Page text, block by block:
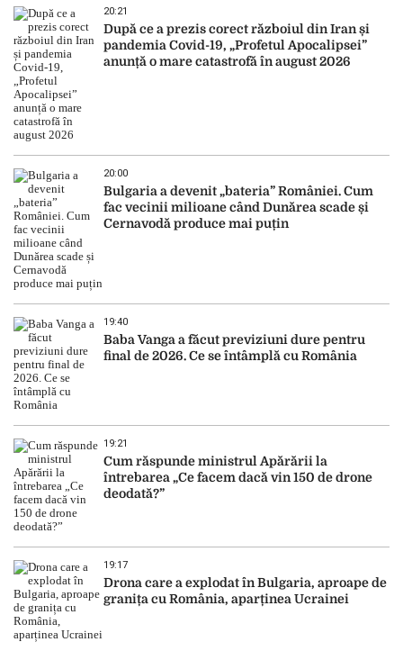
20:21
După ce a prezis corect războiul din Iran și
pandemia Covid-19, „Profetul Apocalipsei”
anunță o mare catastrofă în august 2026
20:00
Bulgaria a devenit „bateria” României. Cum
fac vecinii milioane când Dunărea scade și
Cernavodă produce mai puțin
19:40
Baba Vanga a făcut previziuni dure pentru
final de 2026. Ce se întâmplă cu România
19:21
Cum răspunde ministrul Apărării la
întrebarea „Ce facem dacă vin 150 de drone
deodată?”
19:17
Drona care a explodat în Bulgaria, aproape de
granița cu România, aparținea Ucrainei